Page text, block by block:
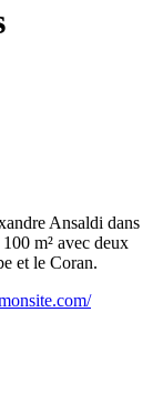
Ansaldi dans
m² avec deux
et le Coran.